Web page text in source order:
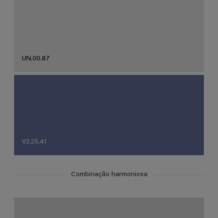
UN.00.87
V2.25.41
Combinação harmoniosa